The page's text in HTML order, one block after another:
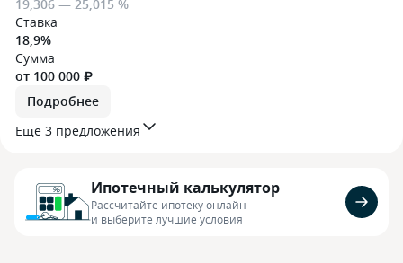
19,306 — 25,015 %
Ставка
18,9%
Сумма
от 100 000 ₽
Подробнее
Ещё 3 предложения
Ипотечный калькулятор
Рассчитайте ипотеку онлайн
и выберите лучшие условия